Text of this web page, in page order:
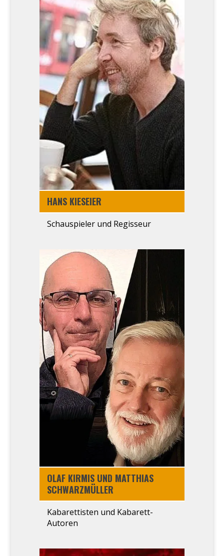
HANS KIESEI­ER
Schau­spie­ler und Regis­seur
OLAF KIR­MIS UND MAT­THI­AS
SCHWARZ­MÜL­LER
Kaba­ret­tis­ten und Kaba­rett-
Autoren